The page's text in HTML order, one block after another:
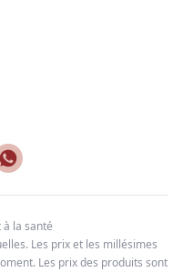
à la santé
Les prix et les millésimes
Les prix des produits sont